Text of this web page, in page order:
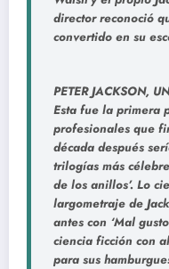
director reconoció
convertido en su
PETER JACKSON,
Esta fue la primera
profesionales que
década después
trilogías más
de los anillos’. Lo
largometraje de
antes con ‘Mal
ciencia ficción con
para sus